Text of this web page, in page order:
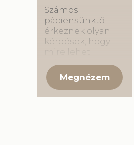
Számos
páciensünktől
érkeznek olyan
kérdések, hogy
számítani a
láthatatlan
fogszabályozás